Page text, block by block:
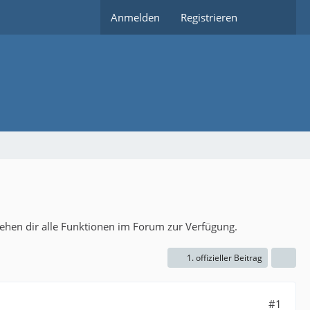
Anmelden Registrieren
dir alle Funktionen im Forum zur Verfügung.
1. offizieller Beitrag
#1